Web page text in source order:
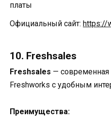
платы
Официальный сайт: https://
10. Freshsales
Freshsales — современная
Freshworks с удобным
Преимущества: